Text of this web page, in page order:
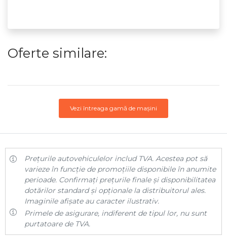
Oferte similare:
Vezi întreaga gamă de mașini
Prețurile autovehiculelor includ TVA. Acestea pot să
varieze în funcție de promoțiile disponibile în anumite
perioade. Confirmați prețurile finale și disponibilitatea
dotărilor standard și opționale la distribuitorul ales.
Imaginile afișate au caracter ilustrativ.
Primele de asigurare, indiferent de tipul lor, nu sunt
purtatoare de TVA.